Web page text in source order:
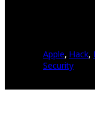
Apple, Hack,
Security